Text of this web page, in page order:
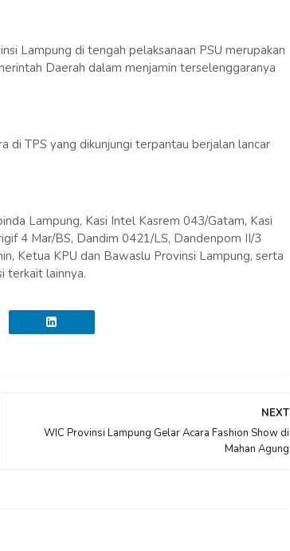
Lampung di tengah pelaksanaan PSU merupakan
Daerah dalam menjamin terselenggaranya
di TPS yang dikunjungi terpantau berjalan lancar
Lampung, Kasi Intel Kasrem 043/Gatam, Kasi
4 Mar/BS, Dandim 0421/LS, Dandenpom II/3
Ketua KPU dan Bawaslu Provinsi Lampung, serta
terkait lainnya.
NEXT
WIC Provinsi Lampung Gelar Acara Fashion Show di
Mahan Agung